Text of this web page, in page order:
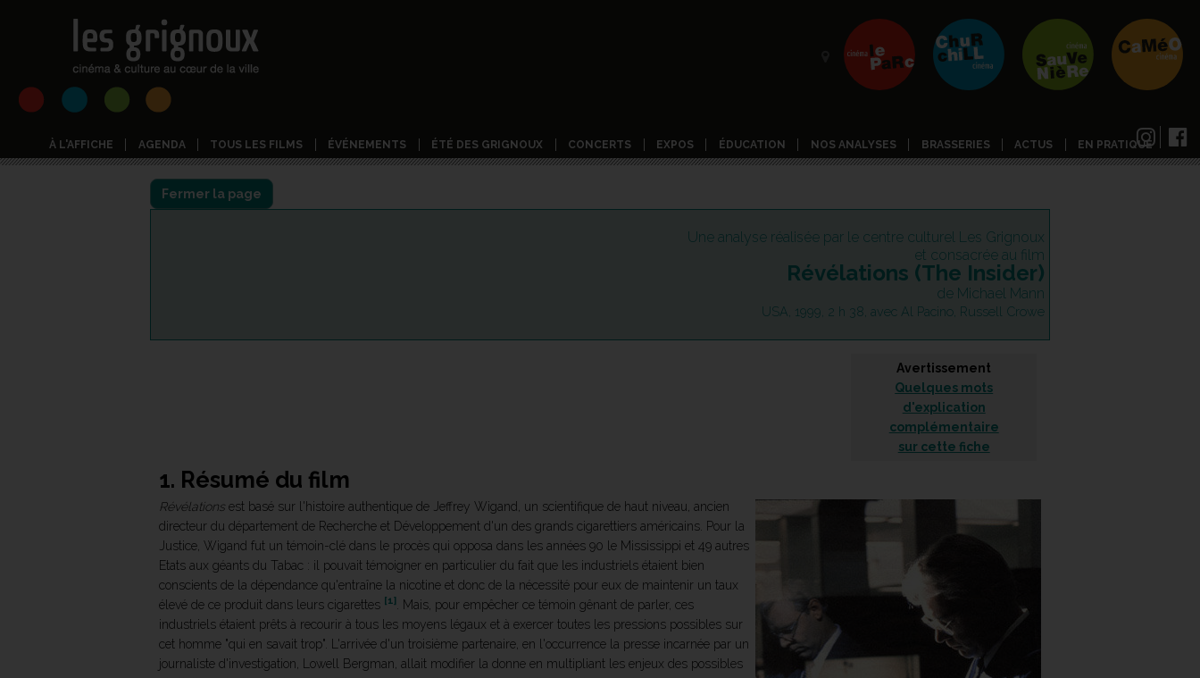
À L'AFFICHE AGENDA TOUS LES FILMS ÉVÉNEMENTS ÉTÉ DES GRIGNOUX CONCERTS EXPOS ÉDUCATION NOS ANALYSES BRASSERIES ACTUS EN PRATIQUE
Fermer la page
Une analyse réalisée par le centre culturel Les Grignoux
et consacrée au film
Révélations (The Insider)
de Michael Mann
USA, 1999, 2 h 38, avec Al Pacino, Russell Crowe
Avertissement
Quelques mots
d'explication
complémentaire
sur cette fiche
1. Résumé du film
Révélations est basé sur l'histoire authentique de Jeffrey Wigand, un scientifique de haut niveau, ancien
directeur du département de Recherche et Développement d'un des grands cigarettiers américains. Pour la
Justice, Wigand fut un témoin-clé dans le procès qui opposa dans les années 90 le Mississippi et 49 autres
Etats aux géants du Tabac : il pouvait témoigner en particulier du fait que les industriels étaient bien
conscients de la dépendance qu'entraîne la nicotine et donc de la nécessité pour eux de maintenir un taux
élevé de ce produit dans leurs cigarettes [1] . Mais, pour empêcher ce témoin gênant de parler, ces
industriels étaient prêts à recourir à tous les moyens légaux et à exercer toutes les pressions possibles sur
cet homme "qui en savait trop". L'arrivée d'un troisième partenaire, en l'occurrence la presse incarnée par un
journaliste d'investigation, Lowell Bergman, allait modifier la donne en multipliant les enjeux des possibles